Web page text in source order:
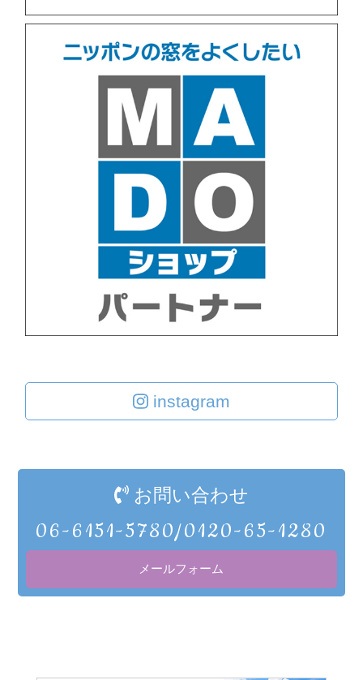
instagram
お問い合わせ
06-6151-5780/0120-65-1280
メールフォーム